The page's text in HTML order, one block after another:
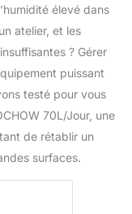
élevé dans
atelier, et les
? Gérer
puissant
testé pour vous
70L/Jour, une
de rétablir un
surfaces.